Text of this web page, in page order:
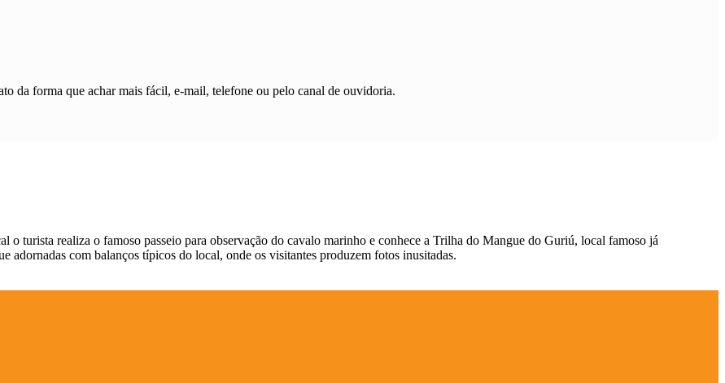
da forma que achar mais fácil, e-mail, telefone ou pelo canal de ouvidoria.
o turista realiza o famoso passeio para observação do cavalo marinho e conhece a Trilha do Mangue do Guriú, local famoso já
adornadas com balanços típicos do local, onde os visitantes produzem fotos inusitadas.